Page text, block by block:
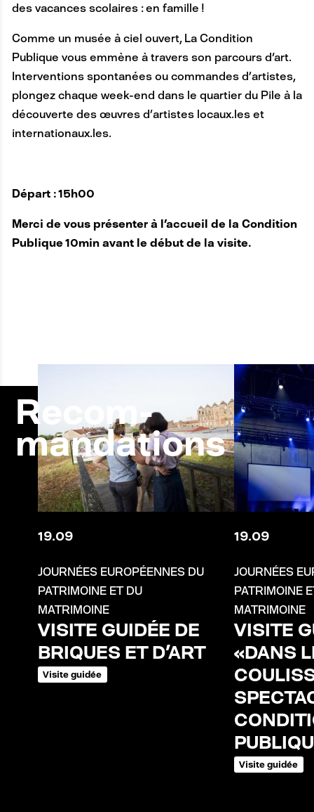
des vacances scolaires : en famille !
Comme un musée à ciel ouvert, La Condition
Publique vous emmène à travers son parcours d'art.
Interventions spontanées ou commandes d’artistes,
plongez chaque week-end dans le quartier du Pile à la
découverte des œuvres d’artistes locaux.les et
internationaux.les.
Départ : 15h00
Merci de vous présenter à l'accueil de la Condition
Publique 10min avant le début de la visite.
Recom-
mandations
19.09
JOURNÉES EUROPÉENNES DU
PATRIMOINE ET DU
MATRIMOINE
VISITE GUIDÉE DE
BRIQUES ET D'ART
Visite guidée
19.09
JOURNÉES
PATRIMOINE
MATRIMOINE
VISITE
«DANS
Visite guidée